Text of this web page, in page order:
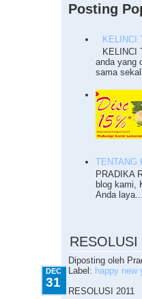
Posting
KELINCI
KELINCI
anda yang
sama
TENTANG
PRADIKA
blog kami,
Anda laya...
RESOLUSI
Diposting oleh
DEC
31
Label: happy new
RESOLUSI 2011